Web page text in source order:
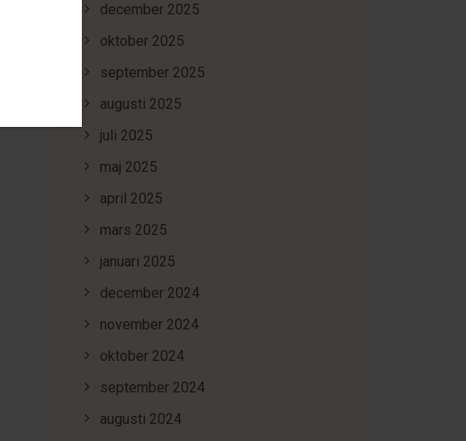
december 2025
oktober 2025
september 2025
augusti 2025
juli 2025
maj 2025
april 2025
mars 2025
januari 2025
december 2024
november 2024
oktober 2024
september 2024
augusti 2024